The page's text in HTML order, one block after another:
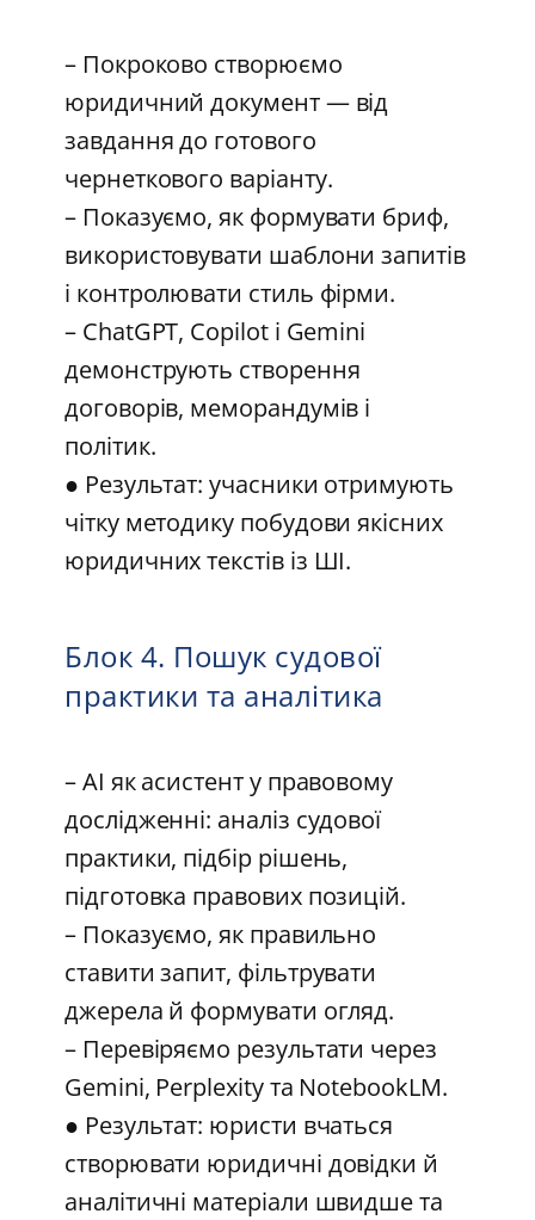
– Покроково створюємо
юридичний документ — від
завдання до готового
чернеткового варіанту.
– Показуємо, як формувати бриф,
використовувати шаблони запитів
і контролювати стиль фірми.
– ChatGPT, Copilot і Gemini
демонструють створення
договорів, меморандумів і
політик.
● Результат: учасники отримують
чітку методику побудови якісних
юридичних текстів із ШІ.
Блок 4. Пошук судової
практики та аналітика
– AI як асистент у правовому
дослідженні: аналіз судової
практики, підбір рішень,
підготовка правових позицій.
– Показуємо, як правильно
ставити запит, фільтрувати
джерела й формувати огляд.
– Перевіряємо результати через
Gemini, Perplexity та NotebookLM.
● Результат: юристи вчаться
створювати юридичні довідки й
аналітичні матеріали швидше та